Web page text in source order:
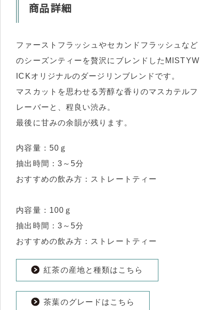
商品詳細
ファーストフラッシュやセカンドフラッシュなど
のシーズンティーを贅沢にブレンドしたMISTYW
ICKオリジナルのダージリンブレンドです。
マスカットを思わせる芳醇な香りのマスカテルフ
レーバーと、程良い渋み。
最後に甘みの余韻が残ります。
内容量：50ｇ
抽出時間：3～5分
おすすめの飲み方：ストレートティー
内容量：100ｇ
抽出時間：3～5分
おすすめの飲み方：ストレートティー
紅茶の産地と種類はこちら
茶葉のグレードはこちら